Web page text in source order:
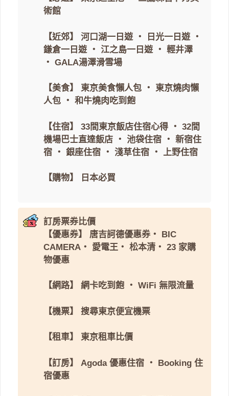
術館
【近郊】 河口湖一日遊 ・ 日光一日遊 ・
鎌倉一日遊 ・ 江之島一日遊 ・ 輕井澤
・ GALA湯澤滑雪場
【美食】 東京美食懶人包 ・ 東京燒肉懶
人包 ・ 和牛燒肉吃到飽
【住宿】 33間東京飯店住宿心得 ・ 32間
機場巴士直達飯店 ・ 池袋住宿 ・ 新宿住
宿 ・ 銀座住宿 ・ 淺草住宿 ・ 上野住宿
【購物】 日本必買
訂房票券比價
【優惠券】
唐吉訶德優惠券・
BIC
CAMERA ・ 愛電王 ・ 松本清 ・ 23 家購
物優惠
【網路】 網卡吃到飽 ・ WiFi 無限流量
【機票】 搜尋東京便宜機票
【租車】 東京租車比價
【訂房】 Agoda 優惠住宿 ・ Booking 住
宿優惠